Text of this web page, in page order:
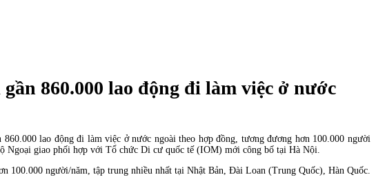
860.000 lao động đi làm việc ở nước
lao động đi làm việc ở nước ngoài theo hợp đồng, tương đương hơn 100.000 người
Ngoại giao phối hợp với Tổ chức Di cư quốc tế (IOM) mới công bố tại Hà Nội.
100.000 người/năm, tập trung nhiều nhất tại Nhật Bản, Đài Loan (Trung Quốc), Hàn Quốc.